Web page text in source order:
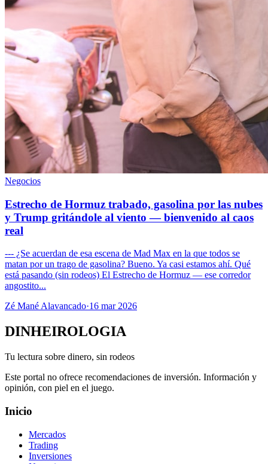
Negocios
Estrecho de Hormuz trabado, gasolina por las nubes
y Trump gritándole al viento — bienvenido al caos
real
--- ¿Se acuerdan de esa escena de Mad Max en la que todos se
matan por un trago de gasolina? Bueno. Ya casi estamos ahí. Qué
está pasando (sin rodeos) El Estrecho de Hormuz — ese corredor
angostito...
Zé Mané Alavancado·16 mar 2026
DINHEIROLOGIA
Tu lectura sobre dinero, sin rodeos
Este portal no ofrece recomendaciones de inversión. Información y
opinión, con piel en el juego.
Inicio
Mercados
Trading
Inversiones